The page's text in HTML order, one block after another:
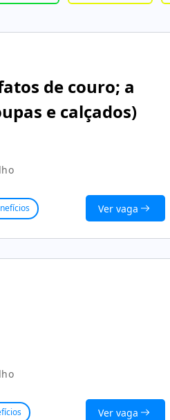
de couro; a
e calçados)
Ver vaga
Ver vaga